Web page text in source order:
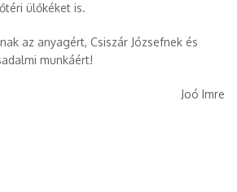
ülőkéket is.
az anyagért, Csiszár Józsefnek és
munkáért!
Joó Imre